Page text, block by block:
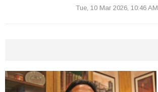
Tue, 10 Mar 2026, 10:46 AM